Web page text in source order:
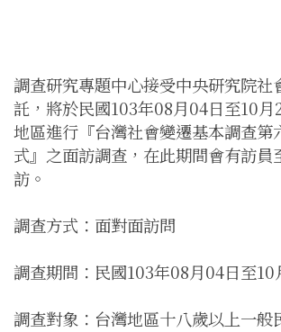
調查研究專題中心接受中央研究院社
託，將於民國103年08月04日至10
地區進行『台灣社會變遷基本調查第
式』之面訪調查，在此期間會有訪員
訪。
調查方式：面對面訪問
調查期間：民國103年08月04日至10
調查對象：台灣地區十八歲以上一般